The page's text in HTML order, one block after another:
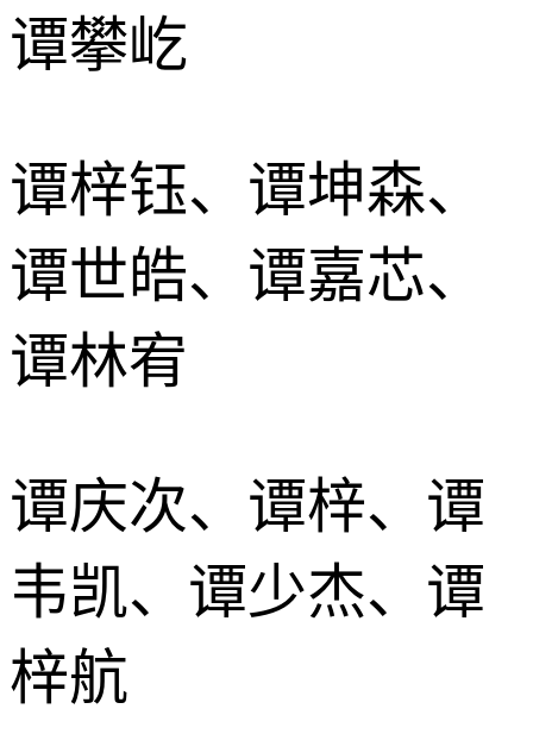
谭攀屹
谭梓钰、谭坤森、
谭世皓、谭嘉芯、
谭林宥
谭庆次、谭梓、谭
韦凯、谭少杰、谭
梓航